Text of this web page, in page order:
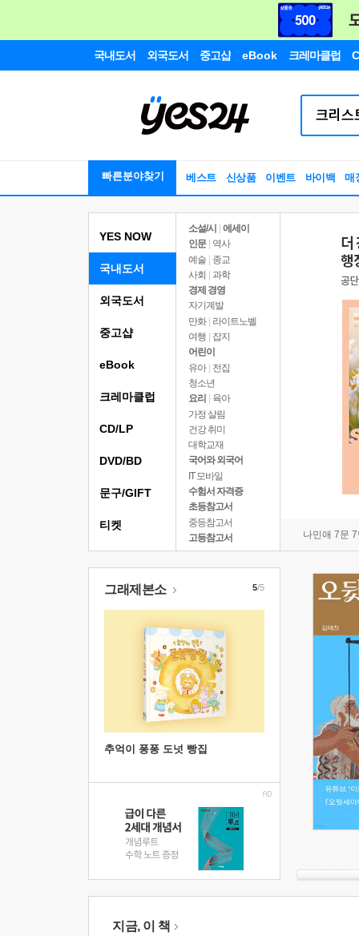
국내도서 외국도서 중고샵 eBook 크레마클럽
빠른분야찾기 베스트 신상품 이벤트 바이백 매
YES NOW
국내도서
소설/시
에세이
인문
역사
예술 | 종교
사회 | 과학
경제 경영
자기계발
만화 | 라이트노벨
여행
잡지
어린이
유아 | 전집
청소년
요리
육아
가정 살림
건강 취미
대학교재
국어와 외국어
IT 모바일
수험서 자격증
초등참고서
중등참고서
고등참고서
나민애 7문
외국도서
중고샵
eBook
크레마클럽
CD/LP
DVD/BD
문구/GIFT
티켓
그래제본소
추억이 퐁퐁 도넛 빵집
5/5
지금, 이 책